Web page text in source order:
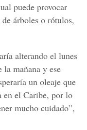
puede provocar
árboles o rótulos,
alterando el lunes
mañana y ese
un oleaje que
en el Caribe, por lo
mucho cuidado”,